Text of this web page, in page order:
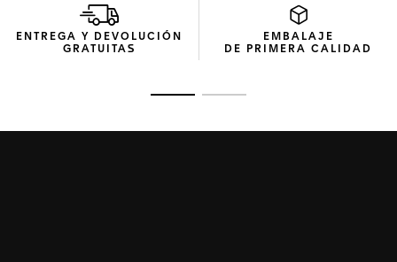
un eslabón de extensión para una fiabilidad sin
concesiones.
ENTREGA Y DEVOLUCIÓN
GRATUITAS
EMBALAJE
DE PRIMERA CALIDAD